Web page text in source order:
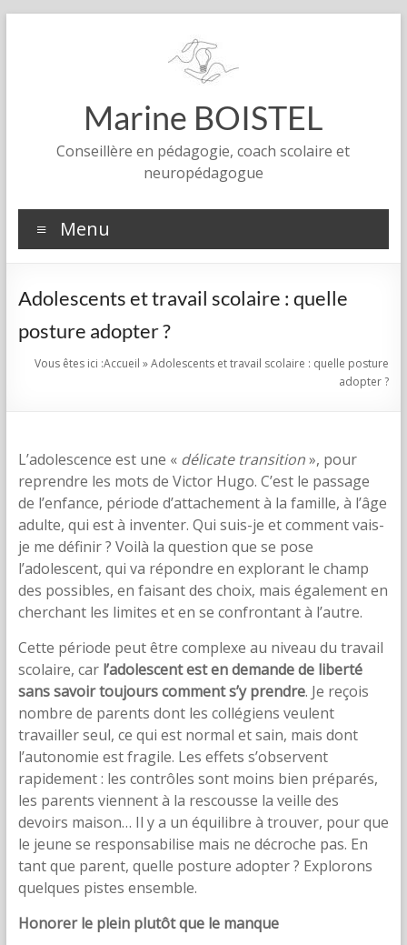
Marine BOISTEL
Conseillère en pédagogie, coach scolaire et
neuropédagogue
Menu
Adolescents et travail scolaire : quelle
posture adopter ?
Vous êtes ici :Accueil »Adolescents et travail scolaire : quelle posture
adopter ?
L’adolescence est une « délicate transition», pour
reprendre les mots de Victor Hugo. C’est le passage
de l’enfance, période d’attachement à la famille, à l’âge
adulte, qui est à inventer. Qui suis-je et comment vais-
je me définir ? Voilà la question que se pose
l’adolescent, qui va répondre en explorant le champ
des possibles, en faisant des choix, mais également en
cherchant les limites et en se confrontant à l’autre.
Cette période peut être complexe au niveau du travail
scolaire, car l’adolescent est en demande de liberté
sans savoir toujours comment s’y prendre. Je reçois
nombre de parents dont les collégiens veulent
travailler seul, ce qui est normal et sain, mais dont
l’autonomie est fragile. Les effets s’observent
rapidement : les contrôles sont moins bien préparés,
les parents viennent à la rescousse la veille des
devoirs maison… Il y a un équilibre à trouver, pour que
le jeune se responsabilise mais ne décroche pas. En
tant que parent, quelle posture adopter ? Explorons
quelques pistes ensemble.
Honorer le plein plutôt que le manque